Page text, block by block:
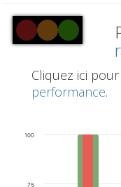
Cliquez ici
performance.
75
100